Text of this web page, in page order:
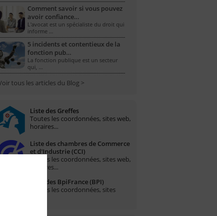
Comment savoir si vous pouvez
avoir confiance…
L'avocat est un spécialiste du droit qui
informe …
5 incidents et contentieux de la
fonction pub…
La fonction publique est un secteur
qui, …
tous les articles du Blog >
Liste des Greffes
Toutes les coordonnées, sites web,
horaires...
Liste des chambres de Commerce
et d'Industrie (CCI)
Toutes les coordonnées, sites web,
horaires...
Liste des BpiFrance (BPI)
Toutes les coordonnées, sites